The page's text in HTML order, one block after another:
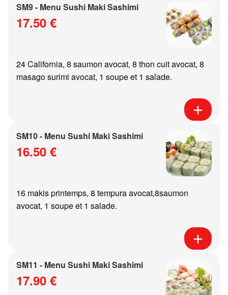
SM9 - Menu Sushi Maki Sashimi
17.50 €
24 California, 8 saumon avocat, 8 thon cuit avocat, 8
masago surimi avocat, 1 soupe et 1 salade.
SM10 - Menu Sushi Maki Sashimi
16.50 €
16 makis printemps, 8 tempura avocat,8saumon
avocat, 1 soupe et 1 salade.
SM11 - Menu Sushi Maki Sashimi
17.90 €